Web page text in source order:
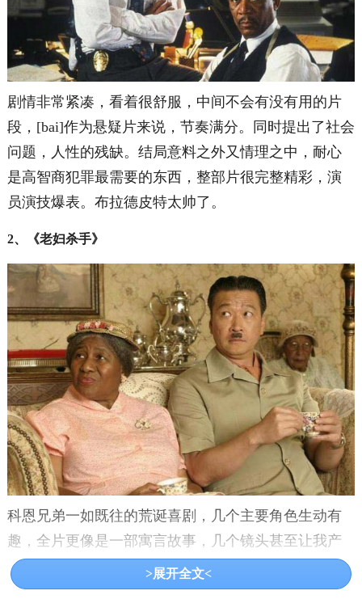
剧情非常紧凑，看着很舒服，中间不会有没有用的片
段，[bai]作为悬疑片来说，节奏满分。同时提出了社会
问题，人性的残缺。结局意料之外又情理之中，耐心
是高智商犯罪最需要的东西，整部片很完整精彩，演
员演技爆表。布拉德皮特太帅了。
2、《老妇杀手》
科恩兄弟一如既往的荒诞喜剧，几个主要角色生动有
趣，全片更像是一部寓言故事，几个镜头甚至让我产
生韦斯安德森的感觉。翻拍至《贼博士》，剧情几乎
差不多，所以大多数人说科恩兄弟的电影充满黑色幽
>展开全文<